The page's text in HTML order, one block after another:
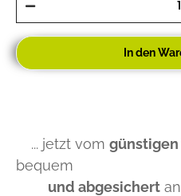
In den
... jetzt vom günstigen
bequem
und abgesichert